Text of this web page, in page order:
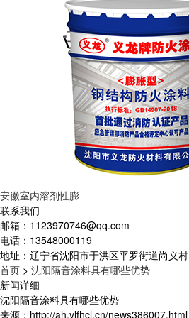
安徽室内溶剂性膨
联系我们
邮箱： 1123970746@qq.com
电话： 13548000119
地址： 辽宁省沈阳市于洪区平罗街道尚义村
首页 > 沈阳隔音涂料具有哪些优势
新闻详细
沈阳隔音涂料具有哪些优势
来源：http://ah.ylfhcl.cn/news386007.html